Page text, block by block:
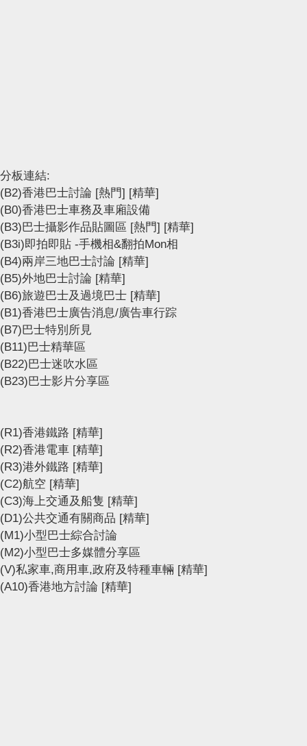
分板連結:
(B2)香港巴士討論 [熱門] [精華]
(B0)香港巴士車務及車廂設備
(B3)巴士攝影作品貼圖區 [熱門] [精華]
(B3i)即拍即貼 -手機相&翻拍Mon相
(B4)兩岸三地巴士討論 [精華]
(B5)外地巴士討論 [精華]
(B6)旅遊巴士及過境巴士 [精華]
(B1)香港巴士廣告消息/廣告車行踪
(B7)巴士特別所見
(B11)巴士精華區
(B22)巴士迷吹水區
(B23)巴士影片分享區
(R1)香港鐵路 [精華]
(R2)香港電車 [精華]
(R3)港外鐵路 [精華]
(C2)航空 [精華]
(C3)海上交通及船隻 [精華]
(D1)公共交通有關商品 [精華]
(M1)小型巴士綜合討論
(M2)小型巴士多媒體分享區
(V)私家車,商用車,政府及特種車輛 [精華]
(A10)香港地方討論 [精華]